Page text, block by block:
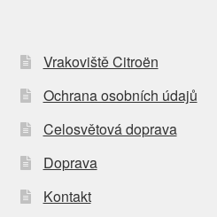
Vrakoviště Citroën
Ochrana osobních údajů
Celosvětová doprava
Doprava
Kontakt